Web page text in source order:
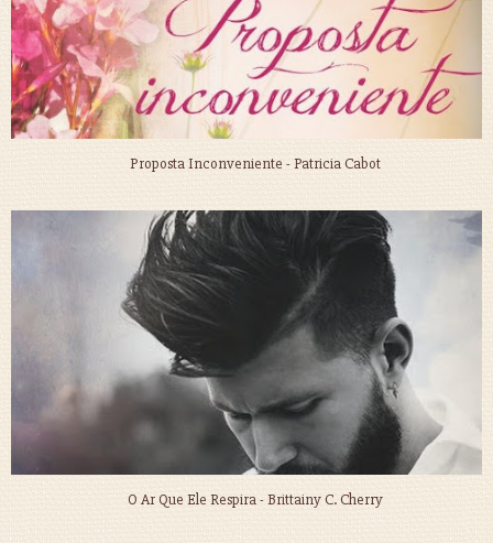
Proposta Inconveniente - Patricia Cabot
O Ar Que Ele Respira - Brittainy C. Cherry